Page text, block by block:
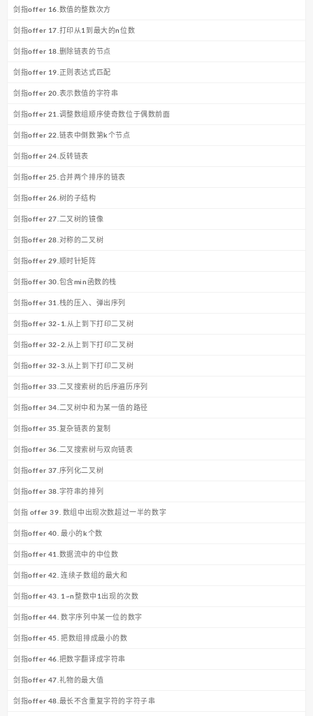
剑指offer 16.数值的整数次方
剑指offer 17.打印从1到最大的n位数
剑指offer 18.删除链表的节点
剑指offer 19.正则表达式匹配
剑指offer 20.表示数值的字符串
剑指offer 21.调整数组顺序使奇数位于偶数前面
剑指offer 22.链表中倒数第k个节点
剑指offer 24.反转链表
剑指offer 25.合并两个排序的链表
剑指offer 26.树的子结构
剑指offer 27.二叉树的镜像
剑指offer 28.对称的二叉树
剑指offer 29.顺时针矩阵
剑指offer 30.包含min函数的栈
剑指offer 31.栈的压入、弹出序列
剑指offer 32-1.从上到下打印二叉树
剑指offer 32-2.从上到下打印二叉树
剑指offer 32-3.从上到下打印二叉树
剑指offer 33.二叉搜索树的后序遍历序列
剑指offer 34.二叉树中和为某一值的路径
剑指offer 35.复杂链表的复制
剑指offer 36.二叉搜索树与双向链表
剑指offer 37.序列化二叉树
剑指offer 38.字符串的排列
剑指 offer 39. 数组中出现次数超过一半的数字
剑指offer 40. 最小的k个数
剑指offer 41.数据流中的中位数
剑指offer 42. 连续子数组的最大和
剑指offer 43. 1~n整数中1出现的次数
剑指offer 44. 数字序列中某一位的数字
剑指offer 45. 把数组排成最小的数
剑指offer 46.把数字翻译成字符串
剑指offer 47.礼物的最大值
剑指offer 48.最长不含重复字符的字符子串